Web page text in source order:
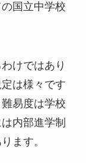
国立中学校
けではあり
は様々です
易度は学校
内部進学制
ます。